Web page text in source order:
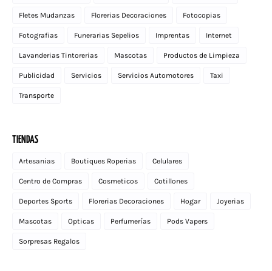
Fletes Mudanzas Florerias Decoraciones Fotocopias
Fotografias Funerarias Sepelios Imprentas Internet
Lavanderias Tintorerias Mascotas Productos de Limpieza
Publicidad Servicios Servicios Automotores Taxi
Transporte
TIENDAS
Artesanias Boutiques Roperias Celulares
Centro de Compras Cosmeticos Cotillones
Deportes Sports Florerias Decoraciones Hogar Joyerias
Mascotas Opticas Perfumerías Pods Vapers
Sorpresas Regalos